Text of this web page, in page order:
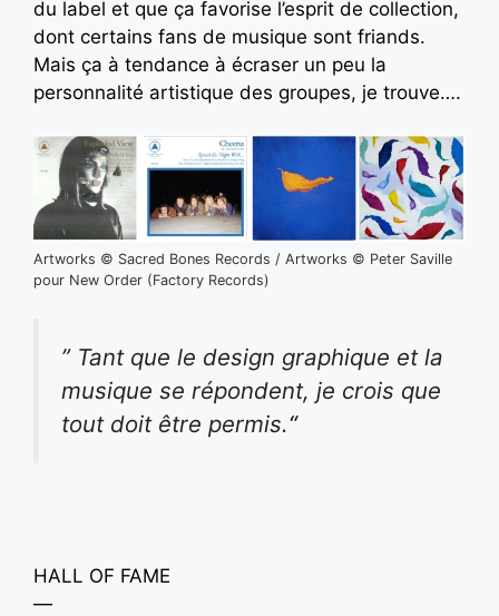
du label et que ça favorise l’esprit de collection,
dont certains fans de musique sont friands.
Mais ça à tendance à écraser un peu la
personnalité artistique des groupes, je trouve….
Artworks © Sacred Bones Records / Artworks © Peter Saville
pour New Order (Factory Records)
” Tant que le design graphique et la
musique se répondent, je crois que
tout doit être permis.“
HALL OF FAME
—